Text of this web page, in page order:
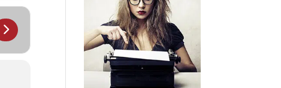
Ferďáckého fotbalového turnaje []